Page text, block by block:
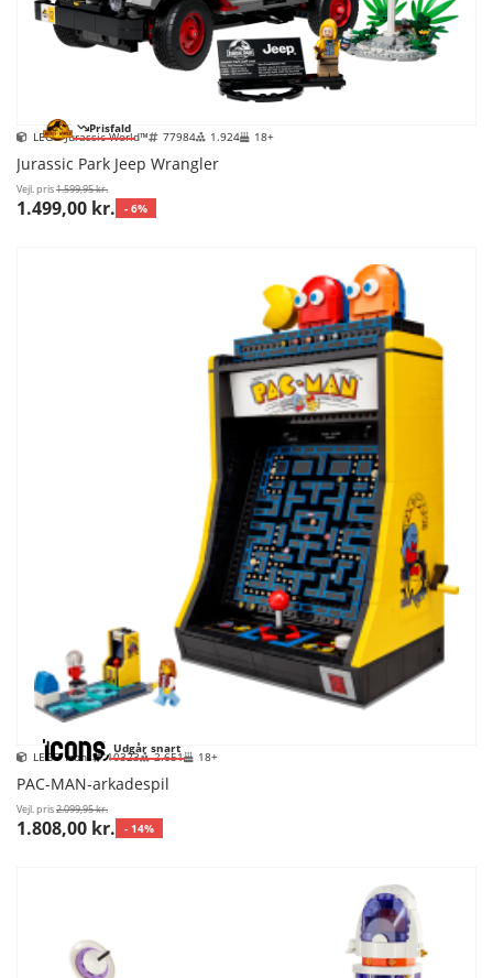
Prisfald
LEGO Jurassic World™ 77984 1.924 18+
Jurassic Park Jeep Wrangler
Vejl. pris1.599,95 kr.
1.499,00 kr. - 6%
Udgår snart
LEGO Icons 10323 2.651 18+
PAC-MAN-arkadespil
Vejl. pris2.099,95 kr.
1.808,00 kr. - 14%